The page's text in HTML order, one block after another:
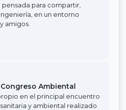
para compartir,
en un entorno
amigos.
Ambiental
en el principal encuentro
y ambiental realizado